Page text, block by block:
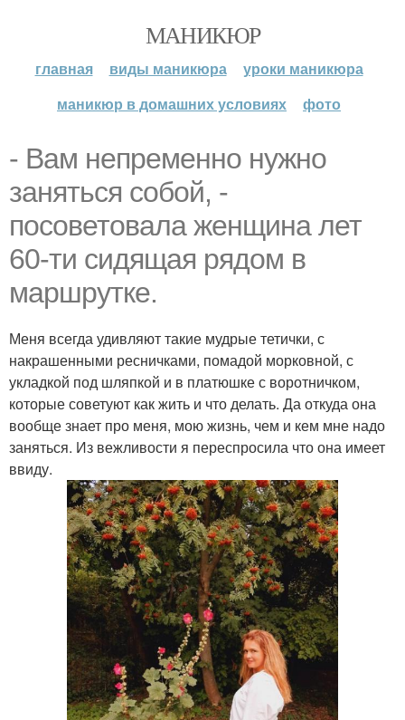
МАНИКЮР
главная виды маникюра
уроки маникюра
маникюр в домашних условиях
фото
- Вам непременно нужно
заняться собой, -
посоветовала женщина лет
60-ти сидящая рядом в
маршрутке.
Меня всегда удивляют такие мудрые тетички, с
накрашенными ресничками, помадой морковной, с
укладкой под шляпкой и в платюшке с воротничком,
которые советуют как жить и что делать. Да откуда она
вообще знает про меня, мою жизнь, чем и кем мне надо
заняться. Из вежливости я переспросила что она имеет
ввиду.